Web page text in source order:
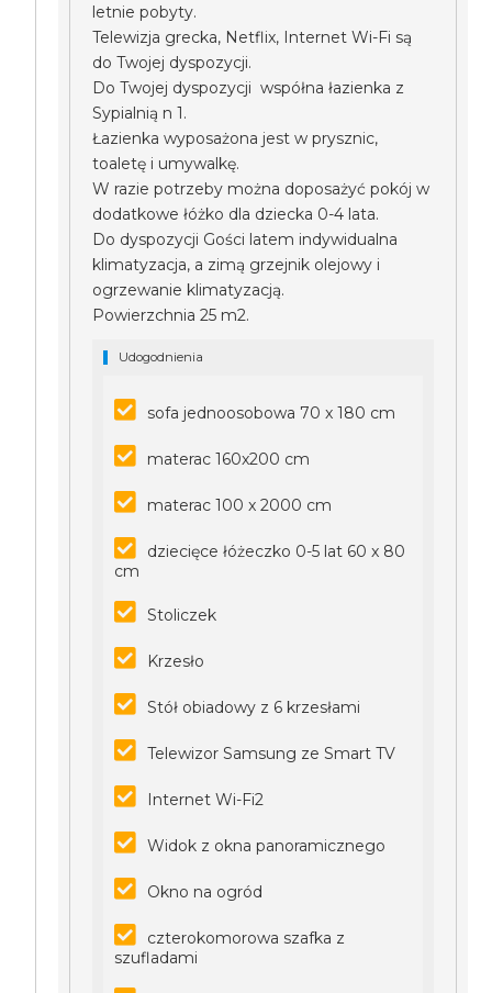
letnie pobyty.
Telewizja grecka, Netflix, Internet Wi-Fi są
do Twojej dyspozycji.
Do Twojej dyspozycji współna łazienka z
Sypialnią n 1.
Łazienka wyposażona jest w prysznic,
toaletę i umywalkę.
W razie potrzeby można doposażyć pokój w
dodatkowe łóżko dla dziecka 0-4 lata.
Do dyspozycji Gości latem indywidualna
klimatyzacja, a zimą grzejnik olejowy i
ogrzewanie klimatyzacją.
Powierzchnia 25 m2.
Udogodnienia
sofa jednoosobowa 70 x 180 cm
materac 160x200 cm
materac 100 x 2000 cm
dziecięce łóżeczko 0-5 lat 60 x 80
cm
Stoliczek
Krzesło
Stół obiadowy z 6 krzesłami
Telewizor Samsung ze Smart TV
Internet Wi-Fi2
Widok z okna panoramicznego
Okno na ogród
czterokomorowa szafka z
szufladami